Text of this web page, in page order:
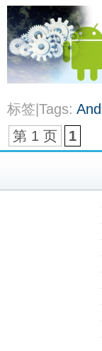
标签|Tags:
第 1 页
1